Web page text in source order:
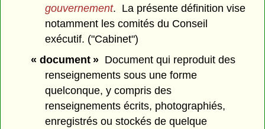
gouvernement. La présente définition vise
notamment les comités du Conseil
exécutif. ("Cabinet")
« document »Document qui reproduit des
renseignements sous une forme
quelconque, y compris des
renseignements écrits, photographiés,
enregistrés ou stockés de quelque